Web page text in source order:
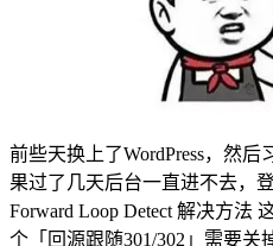
前些天换上了WordPress，然
果过了几天后台一直进不去，
Forward Loop Detect 解决方法
个「回源跟随301/302」需要